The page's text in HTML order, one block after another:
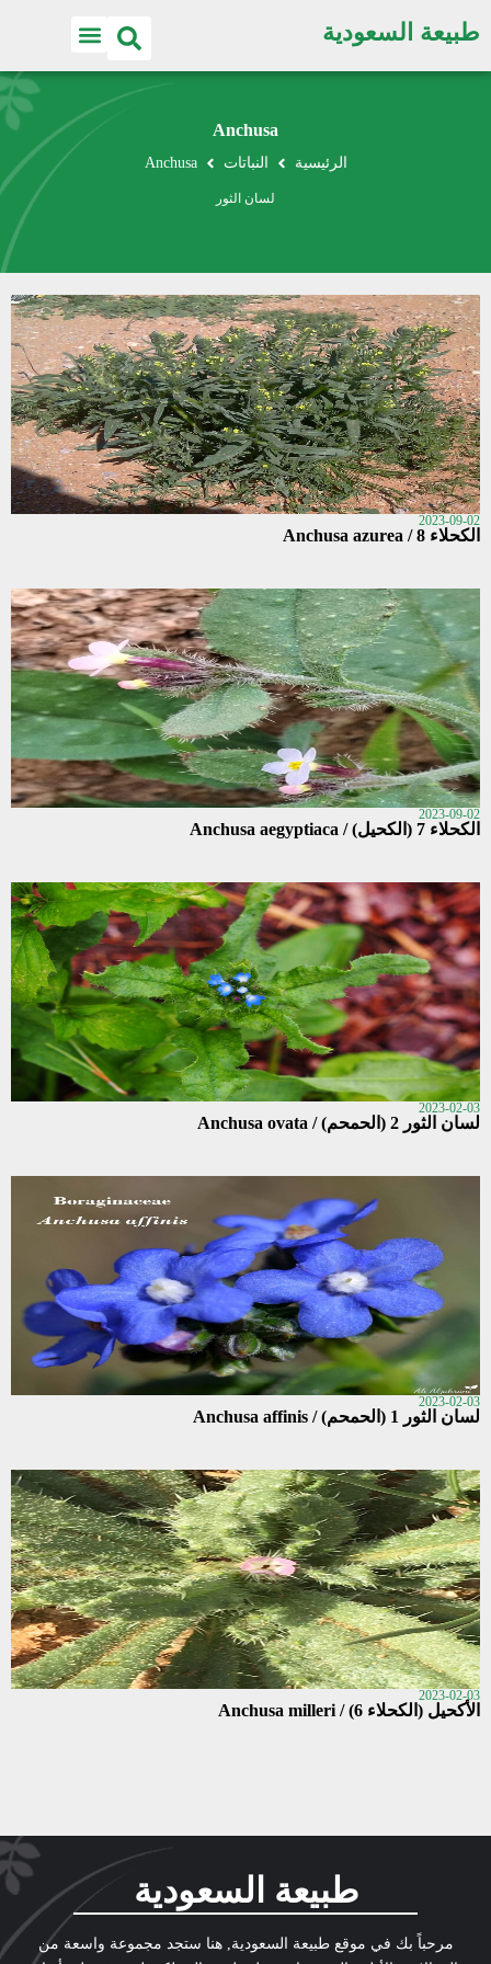
طبيعة السعودية
Anchusa
الرئيسية النباتات Anchusa
لسان الثور
2023-09-02
الكحلاء 8 / Anchusa azurea
2023-09-02
الكحلاء 7 (الكحيل) / Anchusa aegyptiaca
2023-02-03
لسان الثور 2 (الحمحم) / Anchusa ovata
2023-02-03
لسان الثور 1 (الحمحم) / Anchusa affinis
2023-02-03
الأكحيل (الكحلاء 6) / Anchusa milleri
طبيعة السعودية
مرحباً بك في موقع طبيعة السعودية, هنا ستجد مجموعة واسعة من